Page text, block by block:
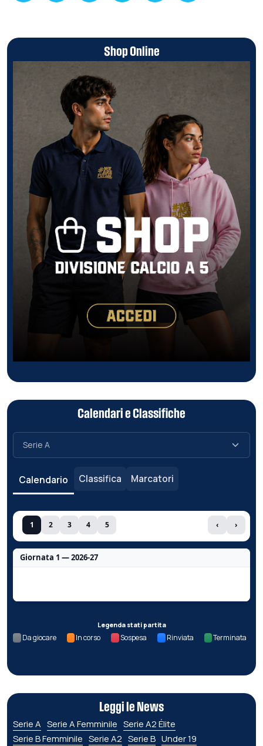
Shop Online
Calendari e Classifiche
Calendario Classifica Marcatori
1 2 3 4 5 ‹ ›
Giornata 1 — 2026-27
Legenda stati partita
Da giocare In corso Sospesa Rinviata Terminata
Leggi le News
Serie A Serie A Femminile Serie A2 Élite
Serie B Femminile Serie A2 Serie B Under 19